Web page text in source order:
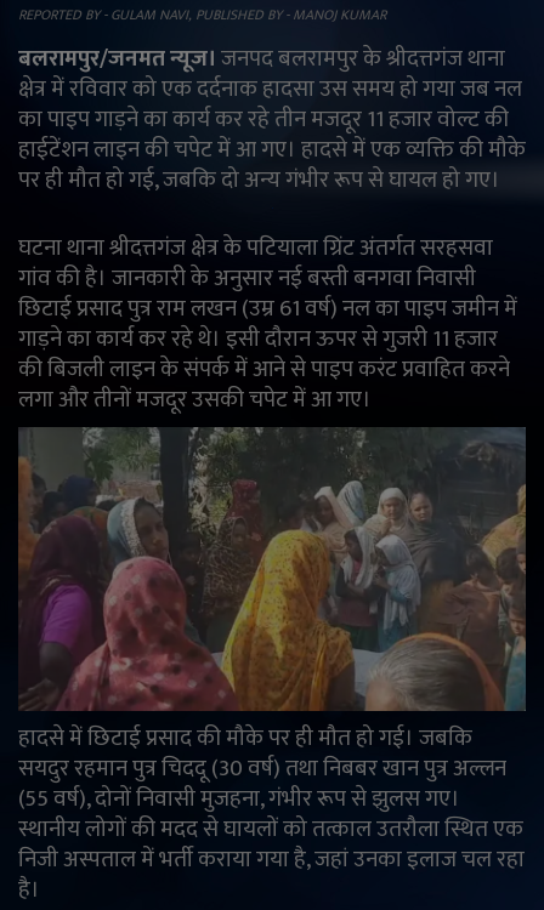
वीडियो
व्यापार
टेक्नोलॉजी
Language
English Arabic
REPORTED BY - GULAM NAVI, PUBLISHED BY - MANOJ KUMAR
बलरामपुर/जनमत न्यूज।जनपद बलरामपुर के श्रीदत्तगंज थाना
क्षेत्र में रविवार को एक दर्दनाक हादसा उस समय हो गया जब नल
का पाइप गाड़ने का कार्य कर रहे तीन मजदूर 11 हजार वोल्ट की
हाईटेंशन लाइन की चपेट में आ गए। हादसे में एक व्यक्ति की मौके
पर ही मौत हो गई, जबकि दो अन्य गंभीर रूप से घायल हो गए।
घटना थाना श्रीदत्तगंज क्षेत्र के पटियाला ग्रिंट अंतर्गत सरहसवा
गांव की है। जानकारी के अनुसार नई बस्ती बनगवा निवासी
छिटाई प्रसाद पुत्र राम लखन (उम्र 61 वर्ष) नल का पाइप जमीन में
गाड़ने का कार्य कर रहे थे। इसी दौरान ऊपर से गुजरी 11 हजार
की बिजली लाइन के संपर्क में आने से पाइप करंट प्रवाहित करने
लगा और तीनों मजदूर उसकी चपेट में आ गए।
हादसे में छिटाई प्रसाद की मौके पर ही मौत हो गई। जबकि
सयदुर रहमान पुत्र चिददू (30 वर्ष) तथा निबबर खान पुत्र अल्लन
(55 वर्ष), दोनों निवासी मुजहना, गंभीर रूप से झुलस गए।
स्थानीय लोगों की मदद से घायलों को तत्काल उतरौला स्थित एक
निजी अस्पताल में भर्ती कराया गया है, जहां उनका इलाज चल रहा
है।